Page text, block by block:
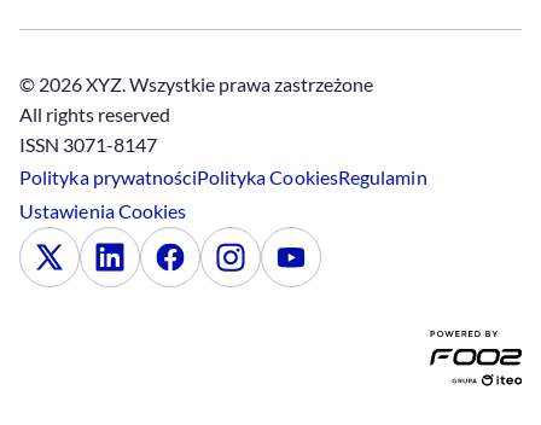
© 2026 XYZ. Wszystkie prawa zastrzeżone
All rights reserved
ISSN 3071-8147
Polityka prywatnościPolitykaCookiesRegulamin
UstawieniaCookies
x LinkedinFacebookInstagramYoutube